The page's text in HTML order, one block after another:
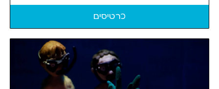
כרטיסים